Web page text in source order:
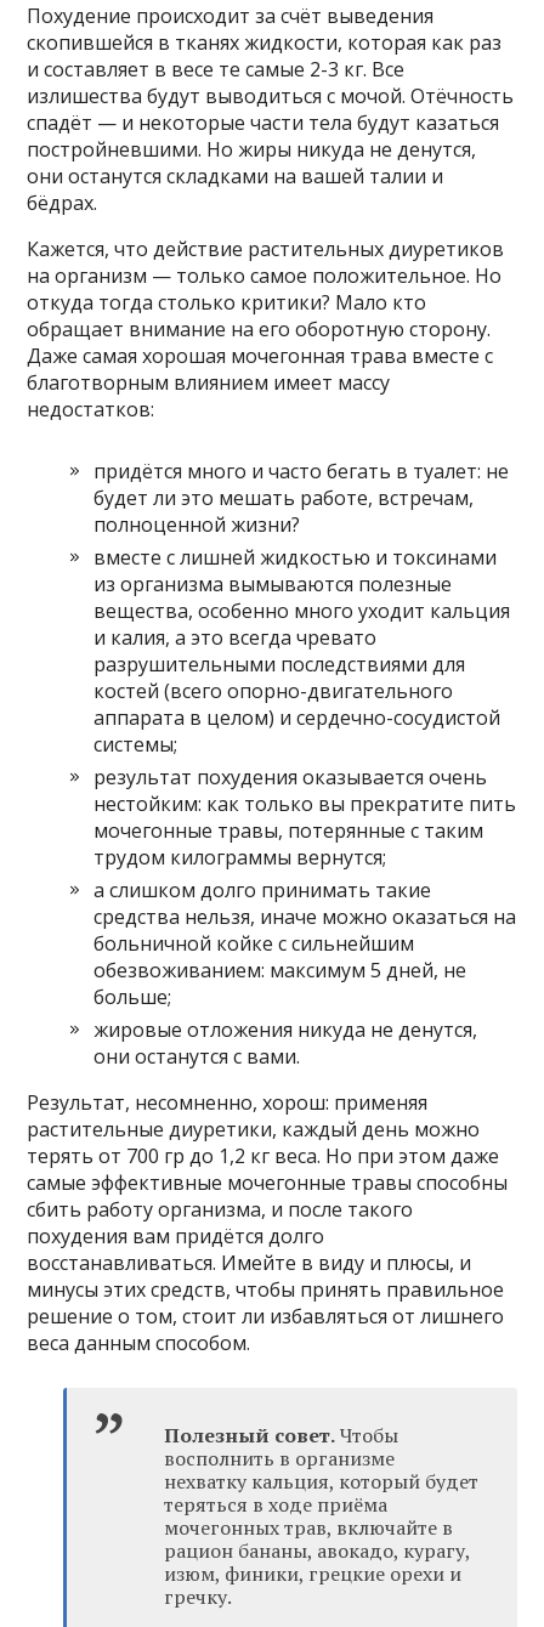
Похудение происходит за счёт выведения
скопившейся в тканях жидкости, которая как раз
и составляет в весе те самые 2-3 кг. Все
излишества будут выводиться с мочой. Отёчность
спадёт — и некоторые части тела будут казаться
постройневшими. Но жиры никуда не денутся,
они останутся складками на вашей талии и
бёдрах.
Кажется, что действие растительных диуретиков
на организм — только самое положительное. Но
откуда тогда столько критики? Мало кто
обращает внимание на его оборотную сторону.
Даже самая хорошая мочегонная трава вместе с
благотворным влиянием имеет массу
недостатков:
придётся много и часто бегать в туалет: не
будет ли это мешать работе, встречам,
полноценной жизни?
вместе с лишней жидкостью и токсинами
из организма вымываются полезные
вещества, особенно много уходит кальция
и калия, а это всегда чревато
разрушительными последствиями для
костей (всего опорно-двигательного
аппарата в целом) и сердечно-сосудистой
системы;
результат похудения оказывается очень
нестойким: как только вы прекратите пить
мочегонные травы, потерянные с таким
трудом килограммы вернутся;
а слишком долго принимать такие
средства нельзя, иначе можно оказаться на
больничной койке с сильнейшим
обезвоживанием: максимум 5 дней, не
больше;
жировые отложения никуда не денутся,
они останутся с вами.
Результат, несомненно, хорош: применяя
растительные диуретики, каждый день можно
терять от 700 гр до 1,2 кг веса. Но при этом даже
самые эффективные мочегонные травы способны
сбить работу организма, и после такого
похудения вам придётся долго
восстанавливаться. Имейте в виду и плюсы, и
минусы этих средств, чтобы принять правильное
решение о том, стоит ли избавляться от лишнего
веса данным способом.
Полезный совет.Чтобы
восполнить в организме
нехватку кальция, который будет
теряться в ходе приёма
мочегонных трав, включайте в
рацион бананы, авокадо, курагу,
изюм, финики, грецкие орехи и
гречку.